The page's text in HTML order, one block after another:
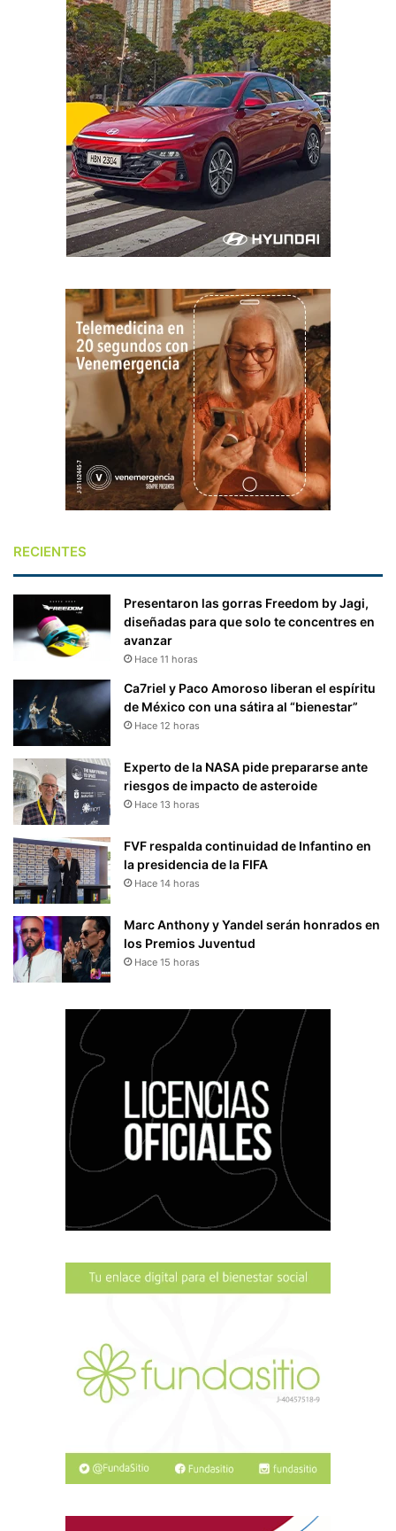
RECIENTES
Presentaron las gorras Freedom by Jagi,
diseñadas para que solo te concentres en
avanzar
Hace 11 horas
Ca7riel y Paco Amoroso liberan el espíritu
de México con una sátira al “bienestar”
Hace 12 horas
Experto de la NASA pide prepararse ante
riesgos de impacto de asteroide
Hace 13 horas
FVF respalda continuidad de Infantino en
la presidencia de la FIFA
Hace 14 horas
Marc Anthony y Yandel serán honrados en
los Premios Juventud
Hace 15 horas